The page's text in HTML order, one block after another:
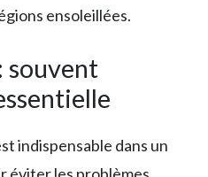
ensoleillées.
souvent
indispensable dans un